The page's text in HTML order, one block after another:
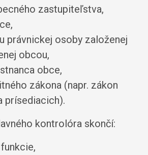
zastupiteľstva,
právnickej osoby založenej
obcou,
obce,
zákona (napr. zákon
prísediacich).
kontrolóra skončí: